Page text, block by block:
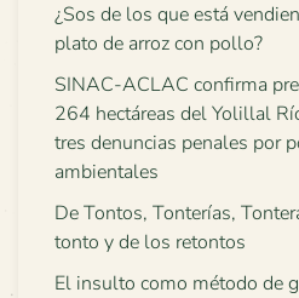
¿Sos de los que está
plato de arroz con pollo?
SINAC-ACLAC confirma
264 hectáreas del Yolillal
tres denuncias penales por
ambientales
De Tontos, Tonterías,
tonto y de los retontos
El insulto como método de